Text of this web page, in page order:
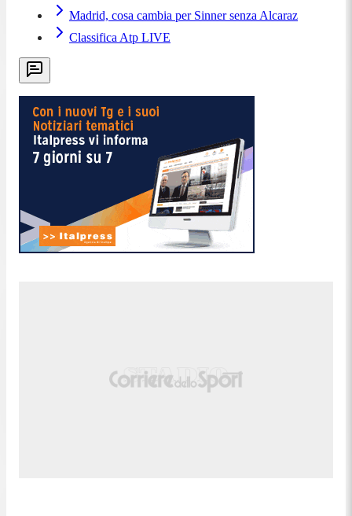
Madrid, cosa cambia per Sinner senza Alcaraz
Classifica Atp LIVE